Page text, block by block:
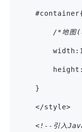
/*地图(
    }
    </style>
<!--引入